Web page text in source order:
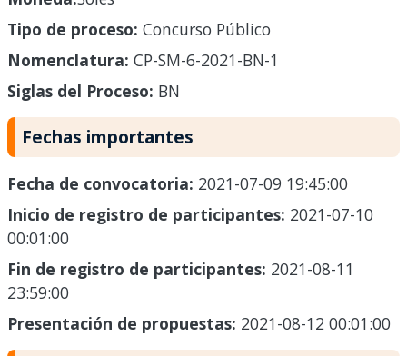
Tipo de proceso: Concurso Público
Nomenclatura: CP-SM-6-2021-BN-1
Siglas del Proceso: BN
Fechas importantes
Fecha de convocatoria: 2021-07-09 19:45:00
Inicio de registro de participantes: 2021-07-10
00:01:00
Fin de registro de participantes: 2021-08-11
23:59:00
Presentación de propuestas: 2021-08-12 00:01:00